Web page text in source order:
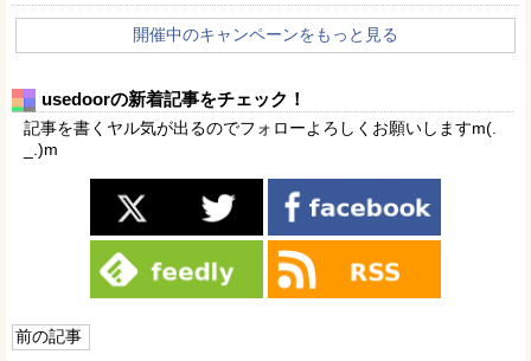
開催中のキャンペーンをもっと見る
usedoorの新着記事をチェック！
記事を書くヤル気が出るのでフォローよろしくお願いしますm(.
_.)m
前の記事